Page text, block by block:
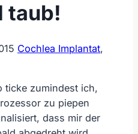
taub!
Cochlea Implantat,
ticke zumindest ich,
zu piepen
dass mir der